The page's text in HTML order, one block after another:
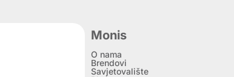
Monis
O nama
Brendovi
Savjetovalište